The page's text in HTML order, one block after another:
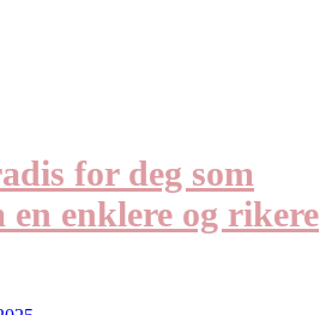
for deg som
en enklere og rikere